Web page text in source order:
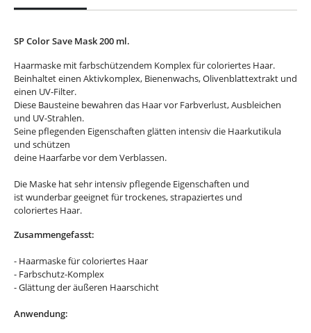
SP Color Save Mask 200 ml.
Haarmaske mit farbschützendem Komplex für coloriertes Haar.
Beinhaltet einen Aktivkomplex, Bienenwachs, Olivenblattextrakt und
einen UV-Filter.
Diese Bausteine bewahren das Haar vor Farbverlust, Ausbleichen
und UV-Strahlen.
Seine pflegenden Eigenschaften glätten intensiv die Haarkutikula
und schützen
deine Haarfarbe vor dem Verblassen.
Die Maske hat sehr intensiv pflegende Eigenschaften und
ist wunderbar geeignet für trockenes, strapaziertes und
coloriertes Haar.
Zusammengefasst:
- Haarmaske für coloriertes Haar
- Farbschutz-Komplex
- Glättung der äußeren Haarschicht
Anwendung: